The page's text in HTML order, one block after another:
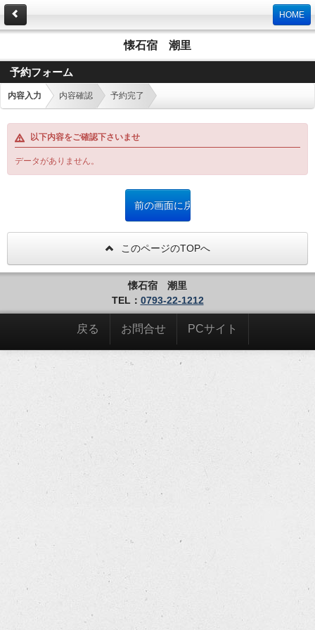
HOME
懐石宿 潮里
予約フォーム
内容入力 内容確認 予約完了
以下内容をご確認下さいませ
データがありません。
このページのTOPへ
懐石宿 潮里
TEL： 0793-22-1212
戻る お問合せ PCサイト